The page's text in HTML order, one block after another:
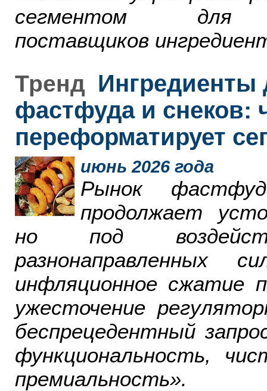
сегментом для
поставщиков
Тренд Ингредиенты
фастфуда и снеков:
переформатирует
июнь 2026 года
Рынок
продолжает
но под
инфляционное сжатие
ужесточение
беспрецедентный
функциональность,
премиальность».